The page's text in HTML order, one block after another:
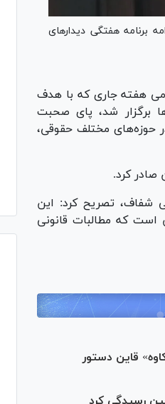
برنامه هفتگی دیدار‌های
هفته جاری که با هدف
برگزار شد، پای صحبت
خود را در حوزه‌های مختلف حقوقی،
صادر کرد.
شفاف، تصریح کرد: این
که مطالبات قانونی
قاین دستور